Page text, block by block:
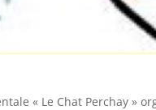
« Le Chat Perchay »